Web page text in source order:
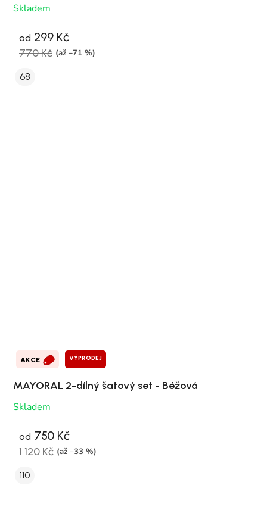
Skladem
od 299 Kč
770 Kč (až –71 %)
68
AKCE VÝPRODEJ
MAYORAL 2-dílný šatový set - Béžová
Skladem
od 750 Kč
1 120 Kč (až –33 %)
110